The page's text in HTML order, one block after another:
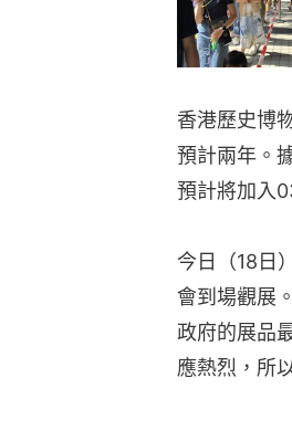
香港歷史博
預計兩年。
預計將加入
今日（18日
會到場觀展
政府的展品
應熱烈，所